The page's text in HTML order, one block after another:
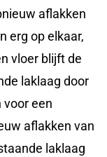
aflakken
erg op elkaar,
vloer blijft de
laklaag door
voor een
aflakken van
laklaag